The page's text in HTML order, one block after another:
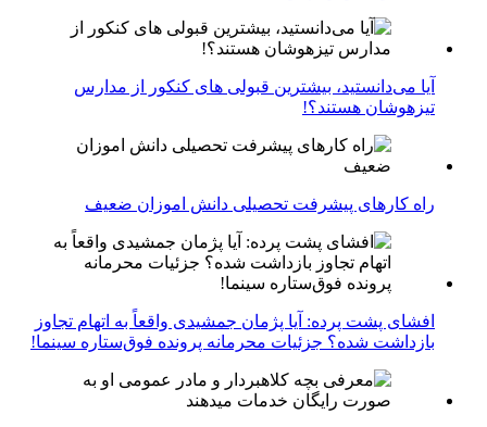
آیا می‌دانستید، بیشترین قبولی های کنکور از مدارس
تیزهوشان هستند؟!
راه کارهای پیشرفت تحصیلی دانش اموزان ضعیف
افشای پشت پرده: آیا پژمان جمشیدی واقعاً به اتهام تجاوز
بازداشت شده؟ جزئیات محرمانه پرونده فوق‌ستاره سینما!